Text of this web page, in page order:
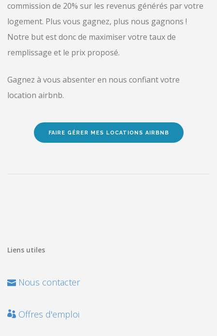
commission de 20% sur les revenus générés par votre
logement. Plus vous gagnez, plus nous gagnons !
Notre but est donc de maximiser votre taux de
remplissage et le prix proposé.
Gagnez à vous absenter en nous confiant votre
location airbnb.
FAIRE GÉRER MES LOCATIONS AIRBNB
Liens utiles
Nous contacter
Offres d'emploi